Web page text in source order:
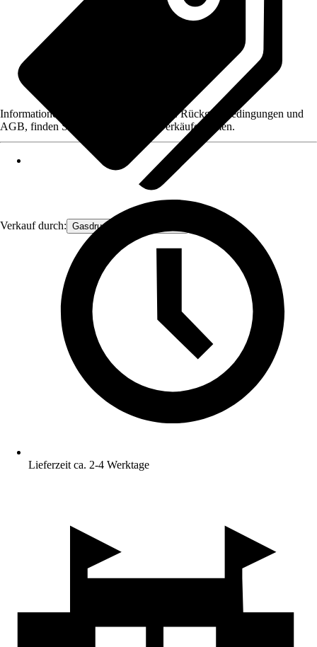
Verkauf durch: Gasdruckfeder Großhandel
Informationen des Verkäufers, wie z. B. Rückgabebedingungen und
AGB, finden Sie bei Klick auf den Verkäufernamen.
Lieferzeit ca. 2-4 Werktage